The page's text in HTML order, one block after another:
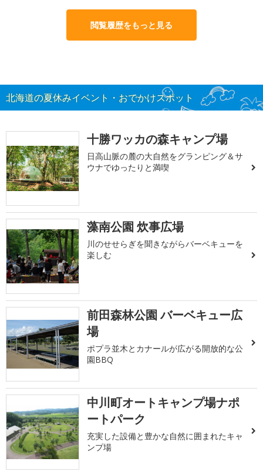
閲覧履歴をもっと見る
北海道の夏休みイベント・おでかけスポット
十勝ワッカの森キャンプ場
日高山脈の麓の大自然をグランピング＆サ
ウナでゆったりと満喫
藻南公園 炊事広場
川のせせらぎを聞きながらバーベキューを
楽しむ
前田森林公園 バーベキュー広
場
ポプラ並木とカナールが広がる開放的な公
園BBQ
中川町オートキャンプ場ナポ
ートパーク
充実した設備と豊かな自然に囲まれたキャ
ンプ場